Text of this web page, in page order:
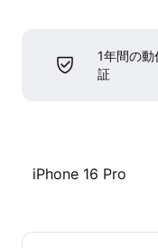
1年間の動
証
iPhone 16 Pro